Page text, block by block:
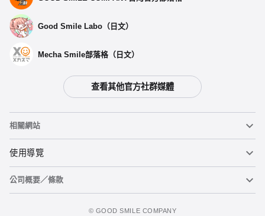
Good Smile Labo（日文）
Mecha Smile部落格（日文）
查看其他官方社群媒體
相關網站
黏土人
黏土人臉部製造機（英文）
使用導覽
重要公告
公司概要／條款
©️ GOOD SMILE COMPANY